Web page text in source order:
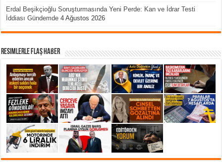
Erdal Beşikçioğlu Soruşturmasında Yeni Perde: Kan ve İdrar Testi
İddiası Gündemde 4 Ağustos 2026
Resimlerle Flaş Haber